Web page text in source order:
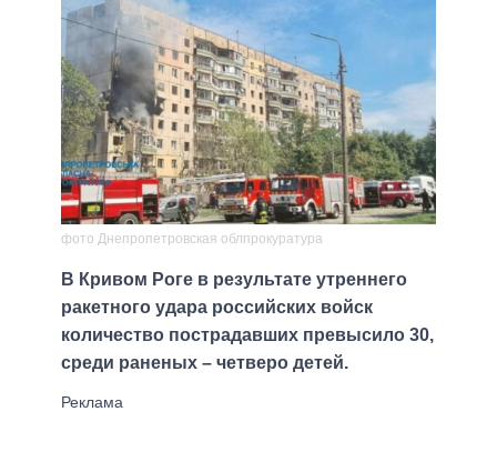
фото Днепропетровская облпрокуратура
В Кривом Роге в результате утреннего
ракетного удара российских войск
количество пострадавших превысило 30,
среди раненых – четверо детей.